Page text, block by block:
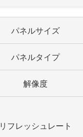
パネルサイズ
パネルタイプ
解像度
リフレッシュレート